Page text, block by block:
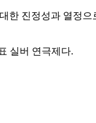
한 진정성과 열정
실버 연극제다.